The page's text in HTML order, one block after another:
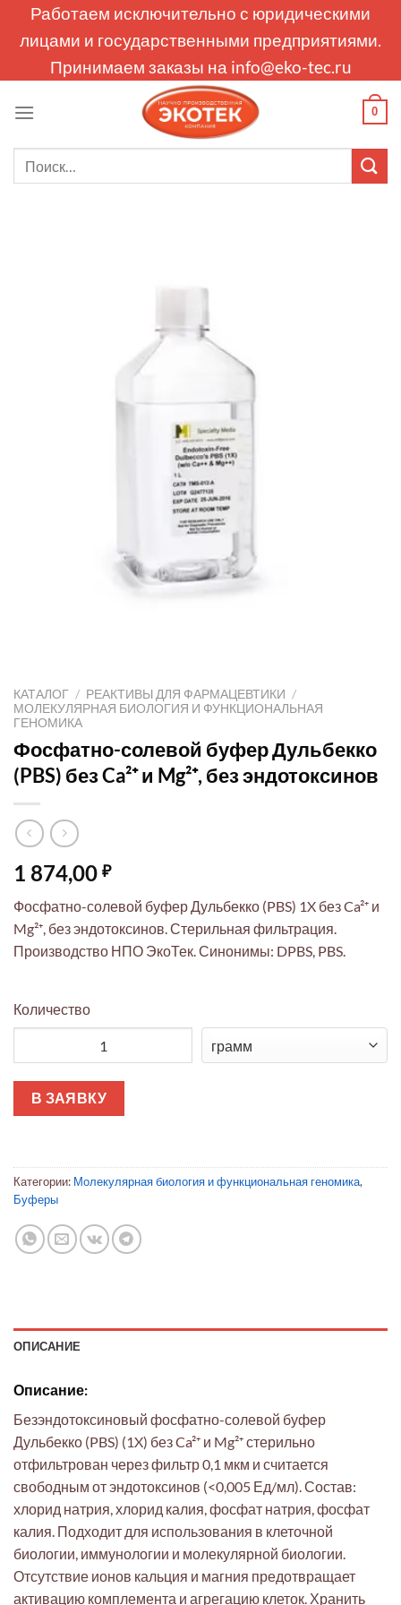
Работаем исключительно с юридическими
лицами и государственными предприятиями.
Принимаем заказы на info@eko-tec.ru
0
КАТАЛОГ / РЕАКТИВЫ ДЛЯ ФАРМАЦЕВТИКИ /
МОЛЕКУЛЯРНАЯ БИОЛОГИЯ И ФУНКЦИОНАЛЬНАЯ
ГЕНОМИКА
Фосфатно-солевой буфер Дульбекко
(PBS) без Ca²⁺ и Mg²⁺, без эндотоксинов
1 874,00 ₽
Фосфатно-солевой буфер Дульбекко (PBS) 1X без Ca²⁺ и
Mg²⁺, без эндотоксинов. Стерильная фильтрация.
Производство НПО ЭкоТек. Синонимы: DPBS, PBS.
Количество
В ЗАЯВКУ
Категории: Молекулярная биология и функциональная геномика,
Буферы
ОПИСАНИЕ
Описание:
Безэндотоксиновый фосфатно-солевой буфер
Дульбекко (PBS) (1X) без Ca²⁺ и Mg²⁺ стерильно
отфильтрован через фильтр 0,1 мкм и считается
свободным от эндотоксинов (<0,005 Ед/мл). Состав:
хлорид натрия, хлорид калия, фосфат натрия, фосфат
калия. Подходит для использования в клеточной
биологии, иммунологии и молекулярной биологии.
Отсутствие ионов кальция и магния предотвращает
активацию комплемента и агрегацию клеток. Хранить